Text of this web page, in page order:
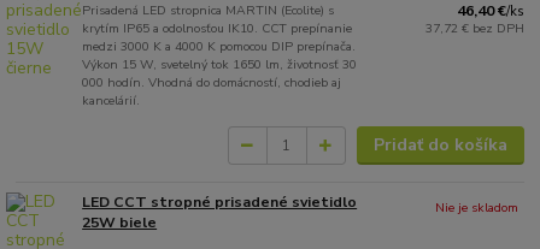
Prisadená LED stropnica MARTIN (Ecolite) s
krytím IP65 a odolnosťou IK10. CCT prepínanie
medzi 3000 K a 4000 K pomocou DIP prepínača.
Výkon 15 W, svetelný tok 1650 lm, životnosť 30
000 hodín. Vhodná do domácností, chodieb aj
kancelárií.
46,40 €/ks
37,72 € bez DPH
Pridať do košíka
LED CCT stropné prisadené svietidlo
25W biele
Nie je skladom